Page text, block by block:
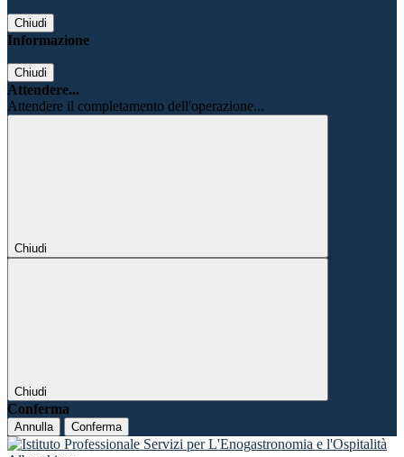
Chiudi
Informazione
Chiudi
Attendere...
Attendere il completamento dell'operazione...
Chiudi
Chiudi
Conferma
Annulla Conferma